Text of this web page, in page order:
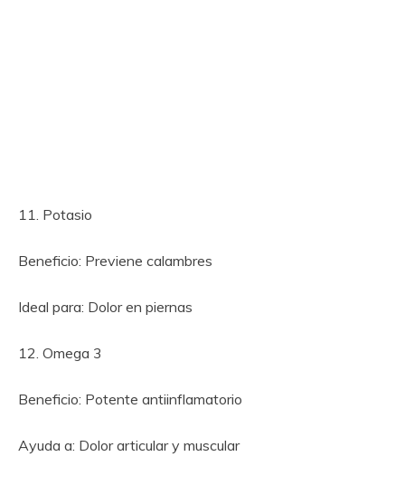
11. Potasio
Beneficio: Previene calambres
Ideal para: Dolor en piernas
12. Omega 3
Beneficio: Potente antiinflamatorio
Ayuda a: Dolor articular y muscular